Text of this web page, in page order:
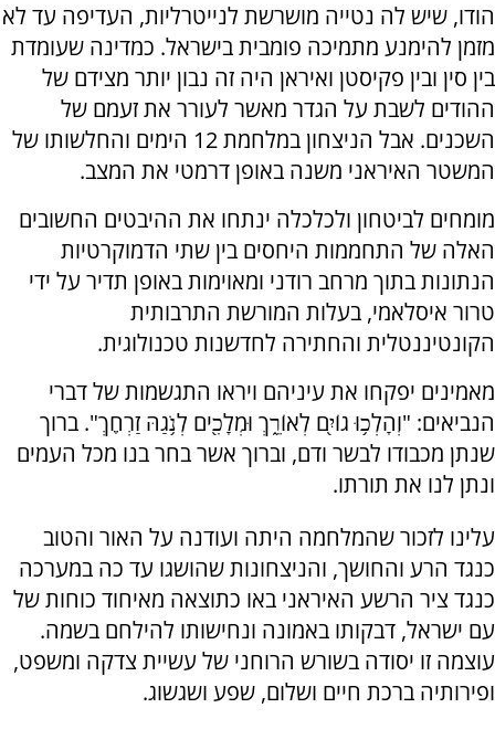
הודו, שיש לה נטייה מושרשת לנייטרליות, העדיפה עד לא
מזמן להימנע מתמיכה פומבית בישראל. כמדינה שעומדת
בין סין ובין פקיסטן ואיראן היה זה נבון יותר מצידם של
ההודים לשבת על הגדר מאשר לעורר את זעמם של
השכנים. אבל הניצחון במלחמת 12 הימים והחלשותו של
המשטר האיראני משנה באופן דרמטי את המצב.
מומחים לביטחון ולכלכלה ינתחו את ההיבטים החשובים
האלה של התחממות היחסים בין שתי הדמוקרטיות
הנתונות בתוך מרחב רודני ומאוימות באופן תדיר על ידי
טרור איסלאמי, בעלות המורשת התרבותית
הקונטיננטלית והחתירה לחדשנות טכנולוגית.
מאמינים יפקחו את עיניהם ויראו התגשמות של דברי
הנביאים: "וְהָלְכ֥וּ גוֹיִ֖ם לְאוֹרֵ֑ךְ וּמְלָכִ֖ים לְנֹ֥גַהּ זַרְחֵֽךְ". ברוך
שנתן מכבודו לבשר ודם, וברוך אשר בחר בנו מכל העמים
ונתן לנו את תורתו.
עלינו לזכור שהמלחמה היתה ועודנה על האור והטוב
כנגד הרע והחושך, והניצחונות שהושגו עד כה במערכה
כנגד ציר הרשע האיראני באו כתוצאה מאיחוד כוחות של
עם ישראל, דבקותו באמונה ונחישותו להילחם בשמה.
עוצמה זו יסודה בשורש הרוחני של עשיית צדקה ומשפט,
ופירותיה ברכת חיים ושלום, שפע ושגשוג.